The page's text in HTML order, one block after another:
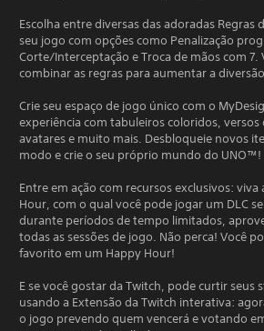
Escolha entre diversas das adoradas Regras
seu jogo com opções como Penalização
Corte/Interceptação e Troca de mãos com 7.
combinar as regras para aumentar a
Crie seu espaço de jogo único com o
experiência com tabuleiros coloridos, versos
avatares e muito mais. Desbloqueie novos
modo e crie o seu próprio mundo do UNO™!
Entre em ação com recursos exclusivos:
Hour, com o qual você pode jogar um DLC
durante períodos de tempo limitados,
todas as sessões de jogo. Não perca! Você
favorito em um Happy Hour!
E se você gostar da Twitch, pode curtir seus
usando a Extensão da Twitch interativa:
o jogo prevendo quem vencerá e votando